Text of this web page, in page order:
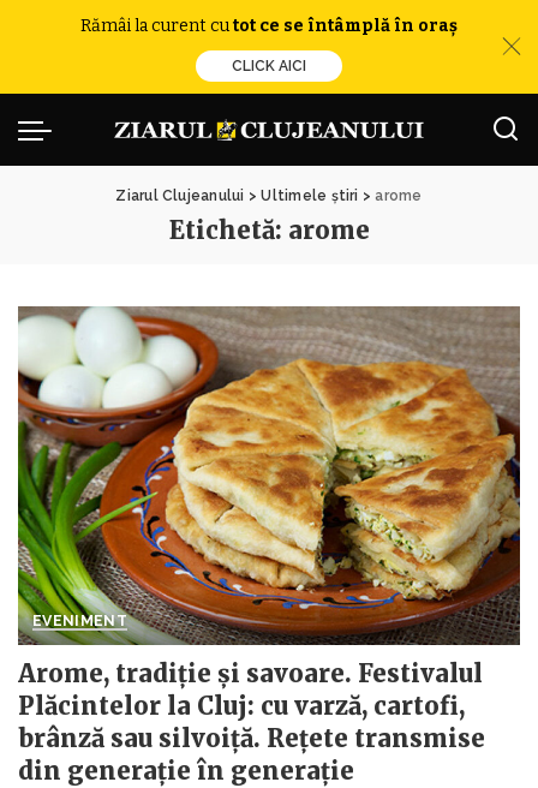
Rămâi la curent cutot ce se întâmplă în oraș
CLICK AICI
Ziarul Clujeanului >Ultimele știri >arome
Etichetă: arome
EVENIMENT
Arome, tradiție și savoare. Festivalul
Plăcintelor la Cluj: cu varză, cartofi,
brânză sau silvoiță. Rețete transmise
din generație în generație